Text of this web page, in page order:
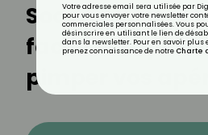
Socca niçoise :
facile et rapide
pimper vos
Votre adresse email sera utilisée par
pour vous envoyer votre newsletter
commerciales personnalisées. Vous
désinscrire en utilisant le lien de
dans la newsletter. Pour en savoir plus
prenez connaissance de notre Charte